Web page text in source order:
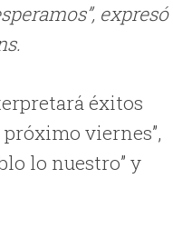
expresó
éxitos
próximo viernes”,
lo nuestro” y